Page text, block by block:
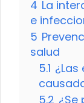
4 La
e
5
salud
5.1
5.2 ¿Se